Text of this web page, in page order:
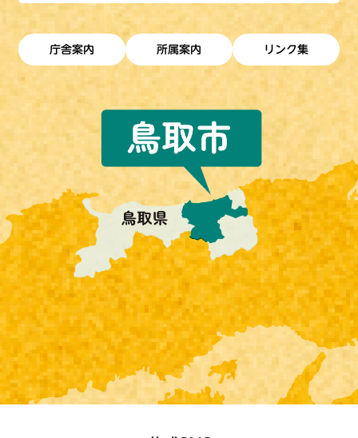
庁舎案内 所属案内 リンク集